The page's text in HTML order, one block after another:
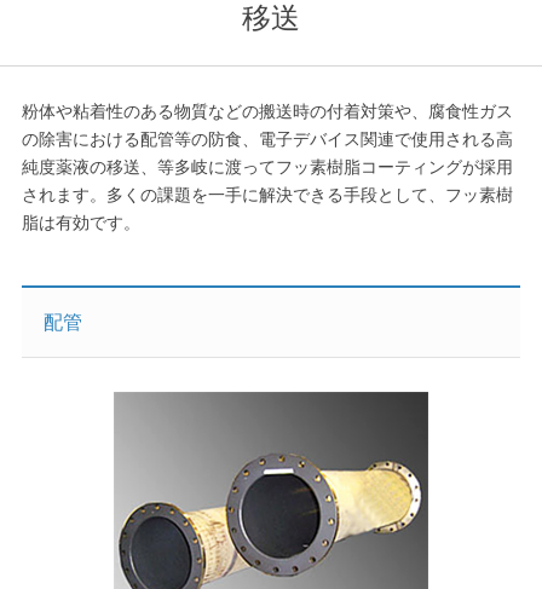
移送
粉体や粘着性のある物質などの搬送時の付着対策や、腐食性ガス
の除害における配管等の防食、電子デバイス関連で使用される高
純度薬液の移送、等多岐に渡ってフッ素樹脂コーティングが採用
されます。多くの課題を一手に解決できる手段として、フッ素樹
脂は有効です。
配管